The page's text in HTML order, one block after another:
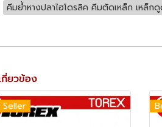
คีมย้ำหางปลาไฮโดรลิค คีมตัดเหล็ก เหล็
กี่ยวข้อง